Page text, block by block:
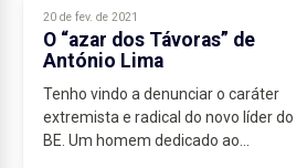
invencível - governação...
20 de fev. de 2021
O “azar dos Távoras” de
António Lima
Tenho vindo a denunciar o caráter
extremista e radical do novo líder do
BE. Um homem dedicado ao